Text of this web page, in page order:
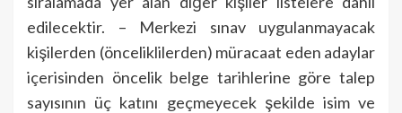
edilecektir. – Merkezi sınav uygulanmayacak
kişilerden (önceliklilerden) müracaat eden adaylar
içerisinden öncelik belge tarihlerine göre talep
sayısının üç katını geçmeyecek şekilde isim ve